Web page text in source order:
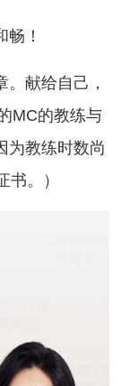
！
献给自己，
MC的教练与
为教练时数尚
。）